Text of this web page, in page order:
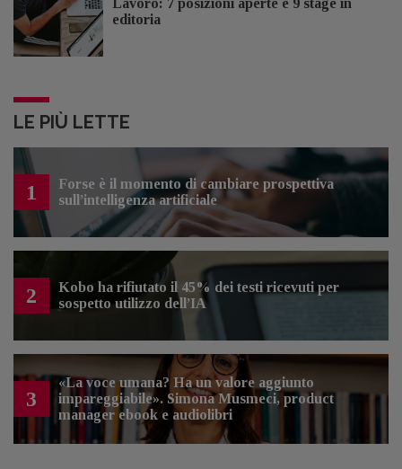
Lavoro: 7 posizioni aperte e 9 stage in
editoria
LE PIÙ LETTE
1
Forse è il momento di cambiare prospettiva
sull’intelligenza artificiale
2
Kobo ha rifiutato il 45% dei testi ricevuti per
sospetto utilizzo dell’IA
3
«La voce umana? Ha un valore aggiunto
impareggiabile». Simona Musmeci, product
manager ebook e audiolibri